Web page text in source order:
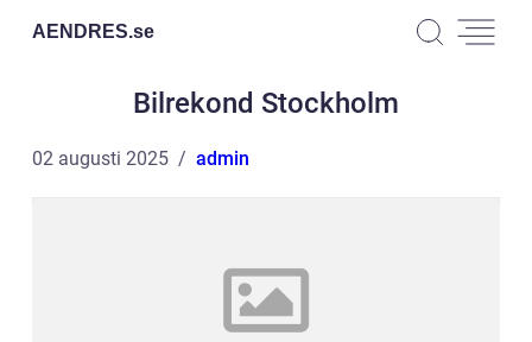
AENDRES.se
Bilrekond Stockholm
02 augusti 2025 admin